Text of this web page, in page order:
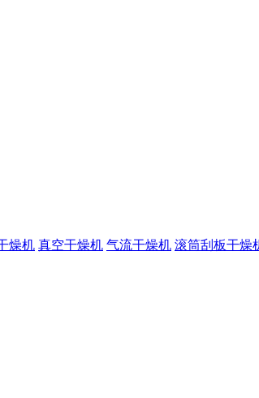
燥机 真空干燥机 气流干燥机 滚筒刮板干燥